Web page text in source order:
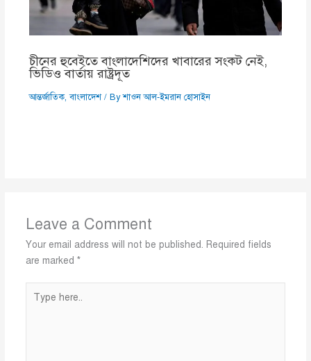
চীনের হুবেইতে বাংলাদেশিদের খাবারের সংকট নেই,
ভিডিও বার্তায় রাষ্ট্রদূত
আন্তর্জাতিক,বাংলাদেশ/ Byশাওন আল-ইমরান হোসাইন
Leave a Comment
Your email address will not be published. Required fields
are marked *
here..